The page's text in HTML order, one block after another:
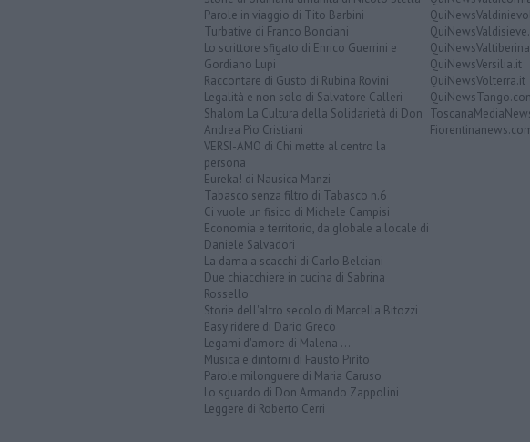
Parole in viaggio di Tito Barbini
Turbative di Franco Bonciani
Lo scrittore sfigato di Enrico Guerrini e
Gordiano Lupi
Raccontare di Gusto di Rubina Rovini
Legalità e non solo di Salvatore Calleri
Shalom La Cultura della Solidarietà di Don
Andrea Pio Cristiani
VERSI-AMO di Chi mette al centro la
persona
Eureka! di Nausica Manzi
Tabasco senza filtro di Tabasco n.6
Ci vuole un fisico di Michele Campisi
Economia e territorio, da globale a locale di
Daniele Salvadori
La dama a scacchi di Carlo Belciani
Due chiacchiere in cucina di Sabrina
Rossello
Storie dell'altro secolo di Marcella Bitozzi
Easy ridere di Dario Greco
Legami d'amore di Malena ...
Musica e dintorni di Fausto Pirìto
Parole milonguere di Maria Caruso
Lo sguardo di Don Armando Zappolini
Leggere di Roberto Cerri
QuiNewsVersilia.it
QuiNewsVolterra.it